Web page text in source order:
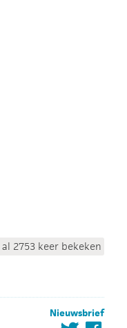
2753 keer bekeken
Nieuwsbrief